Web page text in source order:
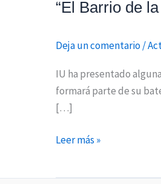
“El Barrio de
Deja un comentario/
IU ha presentado
formará parte de su
[…]
Leer más »